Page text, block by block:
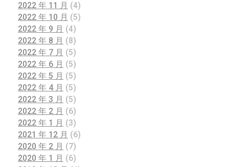
2022 年 11 月 (4)
2022 年 10 月 (5)
2022 年 9 月 (4)
2022 年 8 月 (8)
2022 年 7 月 (5)
2022 年 6 月 (5)
2022 年 5 月 (5)
2022 年 4 月 (5)
2022 年 3 月 (5)
2022 年 2 月 (6)
2022 年 1 月 (3)
2021 年 12 月 (6)
2020 年 2 月 (7)
2020 年 1 月 (6)